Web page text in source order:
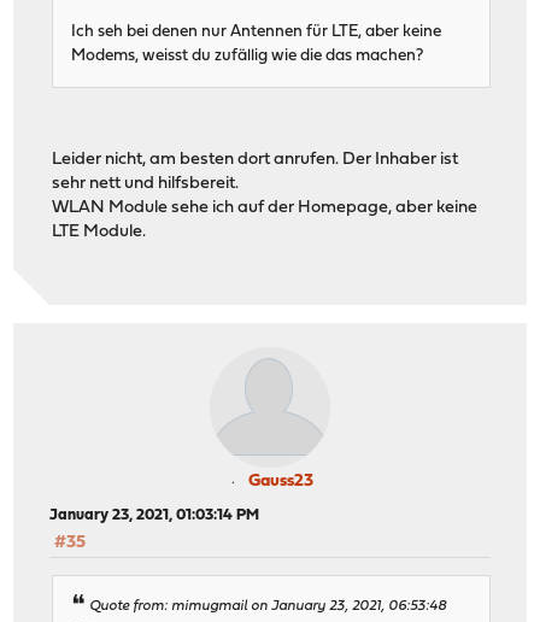
Ich seh bei denen nur Antennen für LTE, aber keine
Modems, weisst du zufällig wie die das machen?
Leider nicht, am besten dort anrufen. Der Inhaber ist
sehr nett und hilfsbereit.
WLAN Module sehe ich auf der Homepage, aber keine
LTE Module.
Gauss23
January 23, 2021, 01:03:14 PM
#35
Quote from: mimugmail on January 23, 2021, 06:53:48